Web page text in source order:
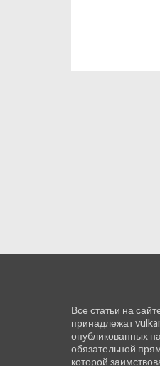
Все статьи на
принадлежат
опубликованных
обязательной
которой